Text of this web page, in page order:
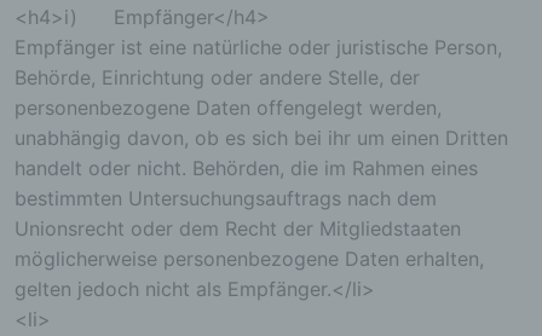
<h4>i) Empfänger</h4>
Empfänger ist eine natürliche oder juristische Person,
Behörde, Einrichtung oder andere Stelle, der
personenbezogene Daten offengelegt werden,
unabhängig davon, ob es sich bei ihr um einen Dritten
handelt oder nicht. Behörden, die im Rahmen eines
bestimmten Untersuchungsauftrags nach dem
Unionsrecht oder dem Recht der Mitgliedstaaten
möglicherweise personenbezogene Daten erhalten,
gelten jedoch nicht als Empfänger.</li>
<li>